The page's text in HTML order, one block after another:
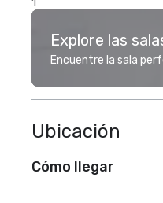
1
Explore las
Encuentre la sala
Ubicación
Cómo llegar